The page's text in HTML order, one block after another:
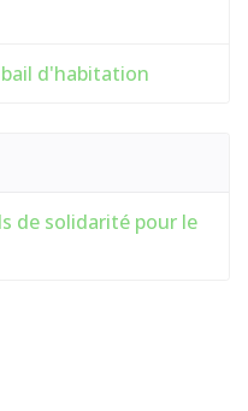
d'habitation
de solidarité pour le